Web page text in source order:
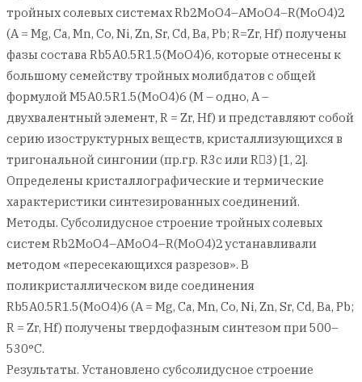
тройных солевых системах Rb2MoO4–AMoO4–R(MoO4)2
(А = Mg, Ca, Mn, Co, Ni, Zn, Sr, Cd, Ba, Pb; R=Zr, Hf) получены
фазы состава Rb5A0.5R1.5(MoO4)6, которые отнесены к
большому семейству тройных молибдатов с общей
формулой M5A0.5R1.5(MoO4)6 (M – одно, A –
двухвалентный элемент, R = Zr, Hf) и представляют собой
серию изоструктурных веществ, кристаллизующихся в
тригональной сингонии (пр.гр. R3c или R3) [1, 2].
Определены кристаллографические и термические
характеристики синтезированных соединений.
Методы. Субсолидусное строение тройных солевых
систем Rb2MoО4–АMoO4–R(MoO4)2 устанавливали
методом «пересекающихся разрезов». В
поликристаллическом виде соединения
Rb5А0.5R1.5(MoO4)6 (А = Mg, Ca, Mn, Co, Ni, Zn, Sr, Cd, Ba, Pb;
R = Zr, Hf) получены твердофазным синтезом при 500–
530°С.
Результаты. Установлено субсолидусное строение